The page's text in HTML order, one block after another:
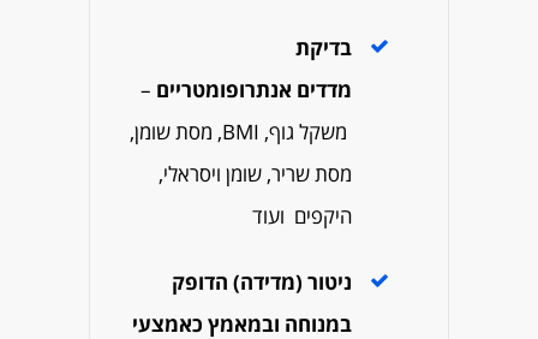
בדיקת
מדדים אנתרופומטריים –
משקל גוף, BMI, מסת שומן,
מסת שריר, שומן ויסראלי,
היקפים ועוד
ניטור (מדידה) הדופק
במנוחה ובמאמץ כאמצעי